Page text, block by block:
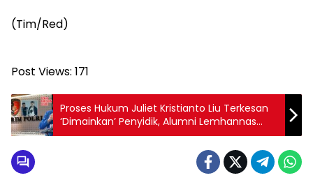
‎(Tim/Red)
Post Views: 171
Proses Hukum Juliet Kristianto Liu Terkesan
‘Dimainkan’ Penyidik, Alumni Lemhannas
Desak Tim Reformasi Polri Segera Benahi